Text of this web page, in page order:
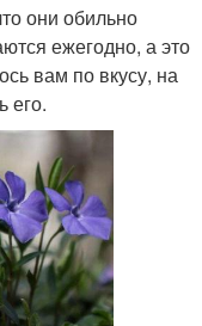
они обильно
ежегодно, а это
вам по вкусу, на
его.